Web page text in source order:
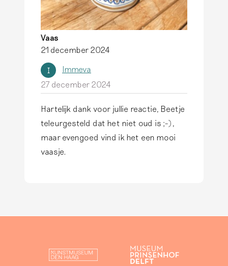
Vaas
21 december 2024
I
Immeva
27 december 2024
Hartelijk dank voor jullie reactie, Beetje
teleurgesteld dat het niet oud is ;-),
maar evengoed vind ik het een mooi
vaasje.